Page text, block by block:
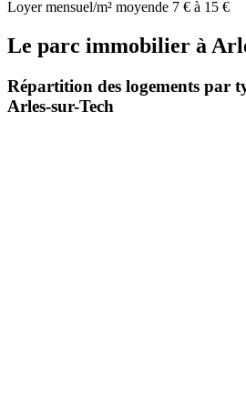
Loyer mensuel/m² moyende 7 € à 15 €
Le parc immobilier à
Répartition des logements par
Arles-sur-Tech